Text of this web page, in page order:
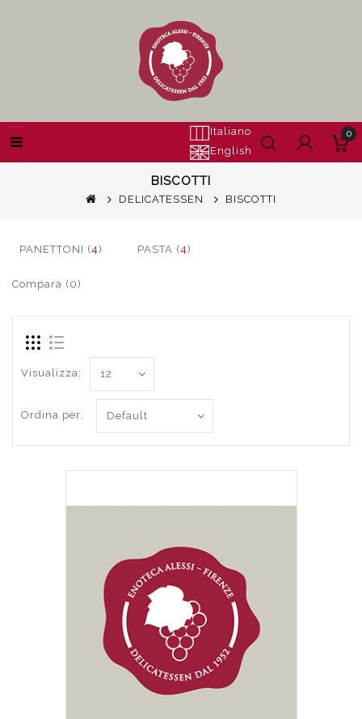
Italiano
English
0
BISCOTTI
DELICATESSEN BISCOTTI
PANETTONI (4) PASTA (4)
Compara (0)
Visualizza:
Ordina per: